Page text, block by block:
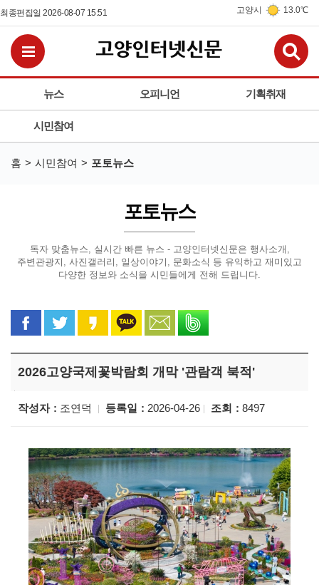
최종편집일 2026-08-07 15:51 고양시 13.0℃
뉴스 오피니언 기획취재
시민참여
전체메뉴보기
홈 시민참여 포토뉴스
포토뉴스
독자 맞춤뉴스, 실시간 빠른 뉴스 - 고양인터넷신문은 행사소개,
주변관광지, 사진갤러리, 일상이야기, 문화소식 등 유익하고 재미있고
다양한 정보와 소식을 시민들에게 전해 드립니다.
페이스북으로 공유
트위터로 공유카카오 스토리로 공유
카카오톡으로 공유
문자로 공유
2026고양국제꽃박람회 개막 '관람객 북적'
작성자 조연덕 등록일 2026-04-26 조회 8497